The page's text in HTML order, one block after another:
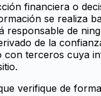
financiera o
se realiza
responsable de
de la
con terceros cuya
verifique de